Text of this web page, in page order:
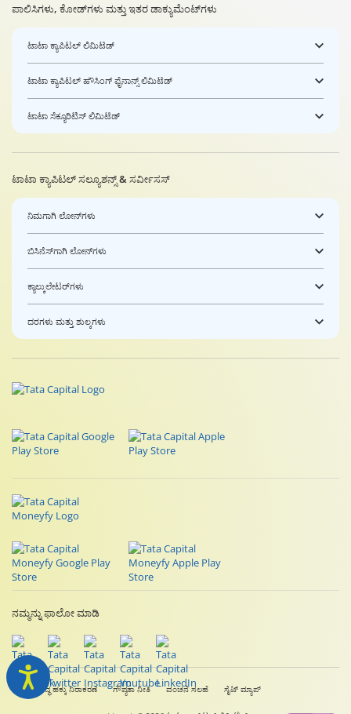
ಪಾಲಿಸಿಗಳು, ಕೋಡ್‌ಗಳು ಮತ್ತು ಇತರ ಡಾಕ್ಯುಮೆಂಟ್‌ಗಳು
ಟಾಟಾ ಕ್ಯಾಪಿಟಲ್ ಲಿಮಿಟೆಡ್
ಟಾಟಾ ಕ್ಯಾಪಿಟಲ್ ಹೌಸಿಂಗ್ ಫೈನಾನ್ಸ್ ಲಿಮಿಟೆಡ್
ಟಾಟಾ ಸೆಕ್ಯೂರಿಟಿಸ್ ಲಿಮಿಟೆಡ್
ಟಾಟಾ ಕ್ಯಾಪಿಟಲ್ ಸಲ್ಯೂಶನ್ಸ್ & ಸರ್ವೀಸಸ್
ನಿಮಗಾಗಿ ಲೋನ್‌ಗಳು
ಬಿಸಿನೆಸ್‌ಗಾಗಿ ಲೋನ್‌ಗಳು
ಕ್ಯಾಲ್ಕುಲೇಟರ್‌ಗಳು
ದರಗಳು ಮತ್ತು ಶುಲ್ಕಗಳು
ನಮ್ಮನ್ನು ಫಾಲೋ ಮಾಡಿ
ಕಾನೂನುಬದ್ಧ ಹಕ್ಕು ನಿರಾಕರಣೆ ಗೌಪ್ಯತಾ ನೀತಿ ವಂಚನೆ ಸಲಹೆ ಸೈಟ್ ಮ್ಯಾಪ್